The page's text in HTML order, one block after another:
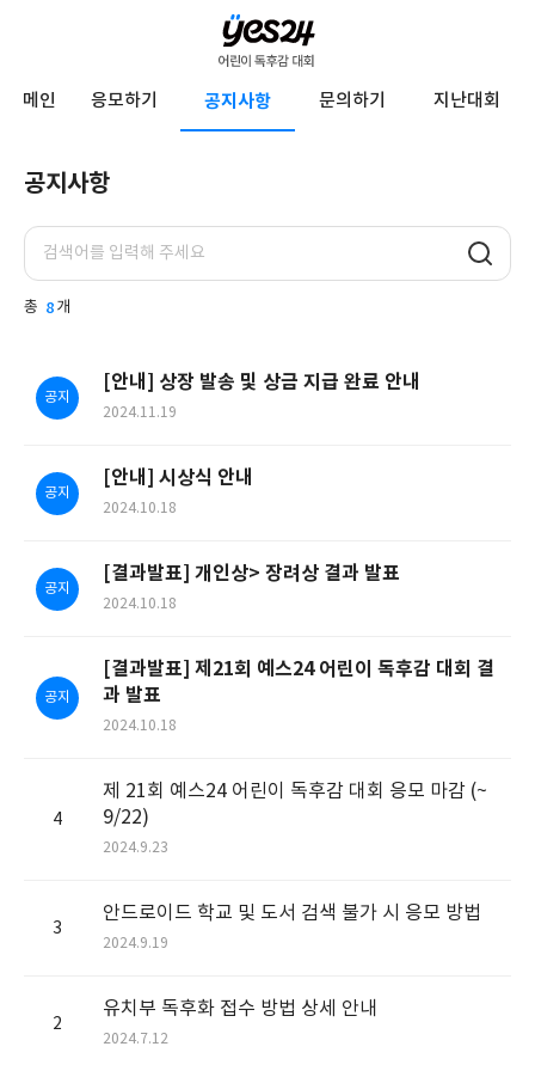
YES24
독
회
메인 응모하기 공지사항 문의하기 지난대회
공
지
항
공지사항
총 8 개
공지
[안내] 상장 발송 및 상금 지급 완료 안내
2024.11.19
공지
[안내] 시상식 안내
2024.10.18
공지
[결과발표] 개인상> 장려상 결과 발표
2024.10.18
공지
[결과발표] 제21회 예스24 어린이 독후감 대회 결
과 발표
2024.10.18
4
제 21회 예스24 어린이 독후감 대회 응모 마감 (~
9/22)
2024.9.23
3
안드로이드 학교 및 도서 검색 불가 시 응모 방법
2024.9.19
2
유치부 독후화 접수 방법 상세 안내
2024.7.12